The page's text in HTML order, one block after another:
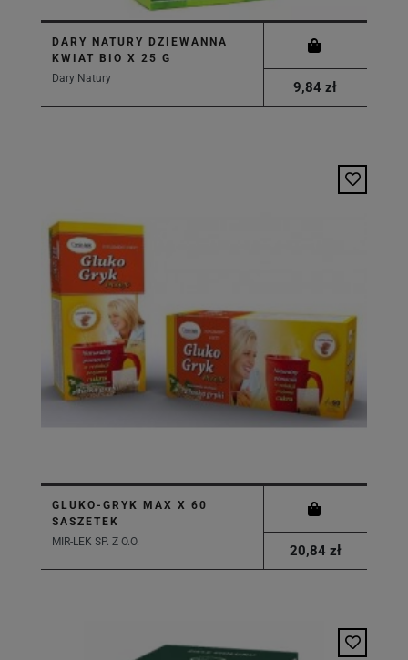
DARY NATURY DZIEWANNA
KWIAT BIO X 25 G
Dary Natury
9,84 zł
GLUKO-GRYK MAX X 60
SASZETEK
MIR-LEK SP. Z O.O.
20,84 zł